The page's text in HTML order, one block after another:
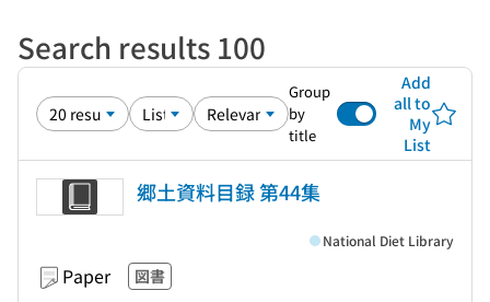
Search results 100
Group
by
title
Add
all to
My
List
郷土資料目録 第44集
Paper 図書
National Diet Library